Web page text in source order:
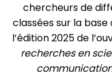
chercheurs de
classées sur la
l’édition 2025 de
recherches en